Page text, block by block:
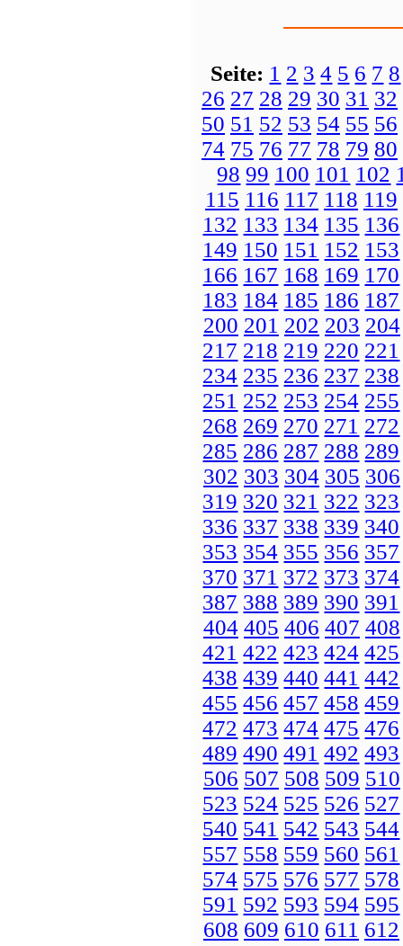
Seite: 1 2 3 4 5 6 7 8
26 27 28 29 30 31 32
50 51 52 53 54 55 56
74 75 76 77 78 79 80
98 99 100 101 102
115 116 117 118 119
132 133 134 135 136
149 150 151 152 153
166 167 168 169 170
183 184 185 186 187
200 201 202 203 204
217 218 219 220 221
234 235 236 237 238
251 252 253 254 255
268 269 270 271 272
285 286 287 288 289
302 303 304 305 306
319 320 321 322 323
336 337 338 339 340
353 354 355 356 357
370 371 372 373 374
387 388 389 390 391
404 405 406 407 408
421 422 423 424 425
438 439 440 441 442
455 456 457 458 459
472 473 474 475 476
489 490 491 492 493
506 507 508 509 510
523 524 525 526 527
540 541 542 543 544
557 558 559 560 561
574 575 576 577 578
591 592 593 594 595
608 609 610 611 612